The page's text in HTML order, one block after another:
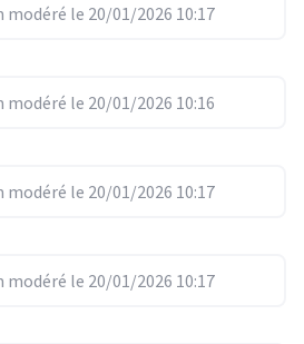
le 20/01/2026 10:17
le 20/01/2026 10:16
le 20/01/2026 10:17
le 20/01/2026 10:17